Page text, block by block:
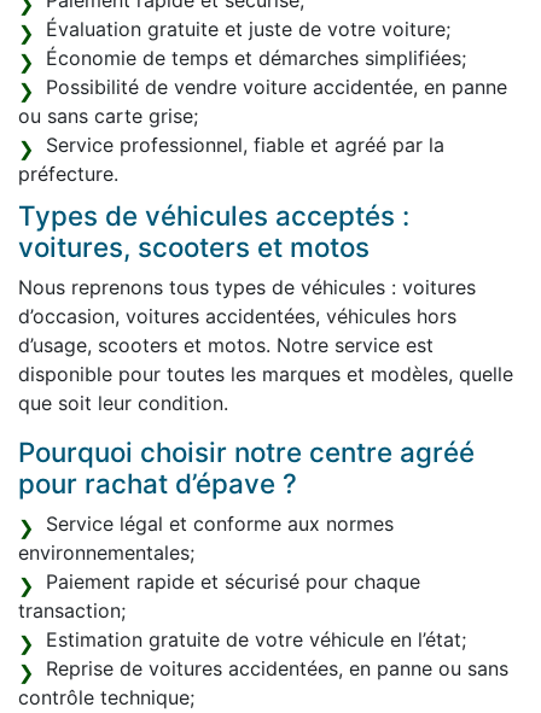
Évaluation gratuite et juste de votre voiture;
Économie de temps et démarches simplifiées;
Possibilité de vendre voiture accidentée, en panne
ou sans carte grise;
Service professionnel, fiable et agréé par la
préfecture.
Types de véhicules acceptés :
voitures, scooters et motos
Nous reprenons tous types de véhicules : voitures
d’occasion, voitures accidentées, véhicules hors
d’usage, scooters et motos. Notre service est
disponible pour toutes les marques et modèles, quelle
que soit leur condition.
Pourquoi choisir notre centre agréé
pour rachat d’épave ?
Service légal et conforme aux normes
environnementales;
Paiement rapide et sécurisé pour chaque
transaction;
Estimation gratuite de votre véhicule en l’état;
Reprise de voitures accidentées, en panne ou sans
contrôle technique;